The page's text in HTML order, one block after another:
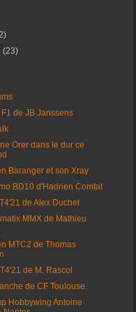
(23)
de JB Janssens
Orer dans le dur ce
Baranger et son Xray
BD10 d'Hadrien Comtat
de Alex Duchet
MMX de Mathieu
MTC2 de Thomas
de M. Rascol
de CF Toulouse
Hobbywing Antoine